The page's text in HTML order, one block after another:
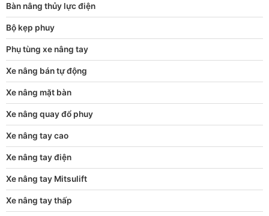
Bàn nâng thủy lực điện
Bộ kẹp phuy
Phụ tùng xe nâng tay
Xe nâng bán tự động
Xe nâng mặt bàn
Xe nâng quay đổ phuy
Xe nâng tay cao
Xe nâng tay điện
Xe nâng tay Mitsulift
Xe nâng tay thấp